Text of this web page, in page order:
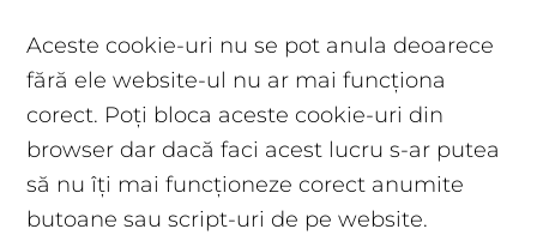
Aceste cookie-uri nu se pot anula deoarece
fără ele website-ul nu ar mai funcționa
corect. Poți bloca aceste cookie-uri din
browser dar dacă faci acest lucru s-ar putea
să nu îți mai funcționeze corect anumite
butoane sau script-uri de pe website.